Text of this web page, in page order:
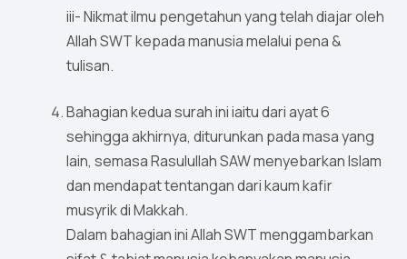
iii- Nikmat ilmu pengetahun yang telah diajar oleh
Allah SWT kepada manusia melalui pena &
tulisan.
Bahagian kedua surah ini iaitu dari ayat 6
sehingga akhirnya, diturunkan pada masa yang
lain, semasa Rasulullah SAW menyebarkan Islam
dan mendapat tentangan dari kaum kafir
musyrik di Makkah.
Dalam bahagian ini Allah SWT menggambarkan